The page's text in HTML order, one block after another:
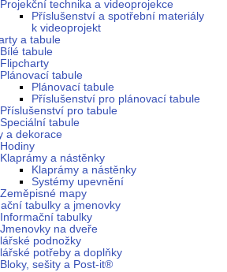
Projekční technika a videoprojekce
Příslušenství a spotřební materiály
k videoprojekt
a tabule
Bílé tabule
Flipcharty
Plánovací tabule
Plánovací tabule
Příslušenství pro plánovací tabule
Příslušenství pro tabule
Speciální tabule
a dekorace
Hodiny
Klaprámy a nástěnky
Klaprámy a nástěnky
Systémy upevnění
Zeměpisné mapy
tabulky a jmenovky
Informační tabulky
Jmenovky na dveře
podnožky
potřeby a doplňky
Bloky, sešity a Post-it®